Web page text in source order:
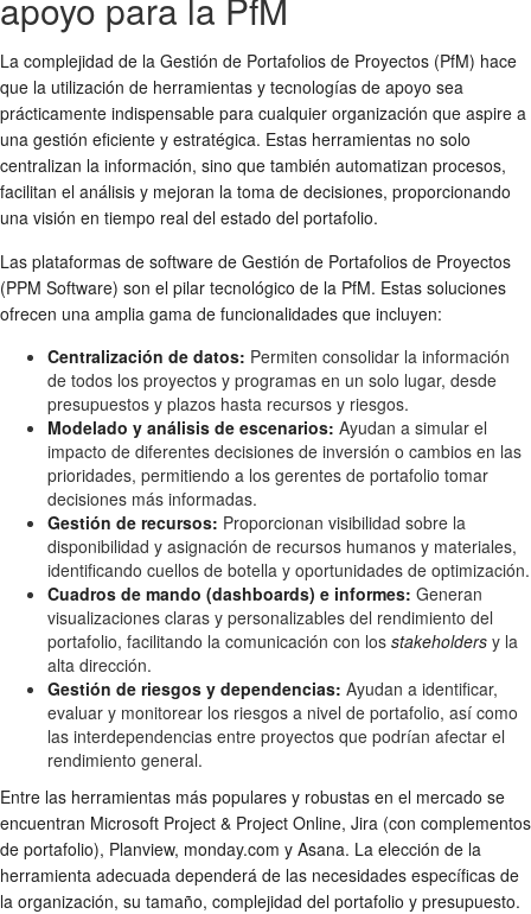
La complejidad de la Gestión de Portafolios de Proyectos (PfM) hace
que la utilización de herramientas y tecnologías de apoyo sea
prácticamente indispensable para cualquier organización que aspire a
una gestión eficiente y estratégica. Estas herramientas no solo
centralizan la información, sino que también automatizan procesos,
facilitan el análisis y mejoran la toma de decisiones, proporcionando
una visión en tiempo real del estado del portafolio.
Las plataformas de software de Gestión de Portafolios de Proyectos
(PPM Software) son el pilar tecnológico de la PfM. Estas soluciones
ofrecen una amplia gama de funcionalidades que incluyen:
Centralización de datos: Permiten consolidar la información
de todos los proyectos y programas en un solo lugar, desde
presupuestos y plazos hasta recursos y riesgos.
Modelado y análisis de escenarios: Ayudan a simular el
impacto de diferentes decisiones de inversión o cambios en las
prioridades, permitiendo a los gerentes de portafolio tomar
decisiones más informadas.
Gestión de recursos: Proporcionan visibilidad sobre la
disponibilidad y asignación de recursos humanos y materiales,
identificando cuellos de botella y oportunidades de optimización.
Cuadros de mando (dashboards) e informes: Generan
visualizaciones claras y personalizables del rendimiento del
portafolio, facilitando la comunicación con los stakeholders y la
alta dirección.
Gestión de riesgos y dependencias: Ayudan a identificar,
evaluar y monitorear los riesgos a nivel de portafolio, así como
las interdependencias entre proyectos que podrían afectar el
rendimiento general.
Entre las herramientas más populares y robustas en el mercado se
encuentran Microsoft Project & Project Online, Jira (con complementos
de portafolio), Planview, monday.com y Asana. La elección de la
herramienta adecuada dependerá de las necesidades específicas de
la organización, su tamaño, complejidad del portafolio y presupuesto.